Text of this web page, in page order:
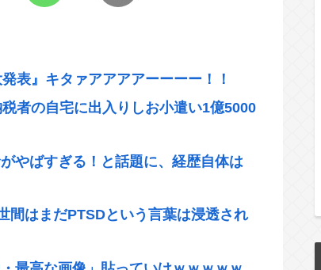
表』キタァアアアアーーーー！！
者の自宅に出入りしお小遣い1億5000
やばすぎる！と話題に、経歴自体は
間はまだPTSDという言葉は浸透され